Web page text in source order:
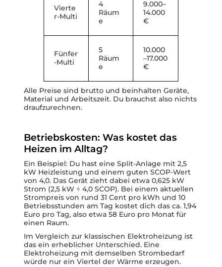
Vierte
r-Multi
4
Räum
e
9.000–
14.000
€
Fünfer
-Multi
5
Räum
e
10.000
–17.000
€
Alle Preise sind brutto und beinhalten Geräte,
Material und Arbeitszeit. Du brauchst also nichts
draufzurechnen.
Betriebskosten: Was kostet das
Heizen im Alltag?
Ein Beispiel: Du hast eine Split-Anlage mit 2,5
kW Heizleistung und einem guten SCOP-Wert
von 4,0. Das Gerät zieht dabei etwa 0,625 kW
Strom (2,5 kW ÷ 4,0 SCOP). Bei einem aktuellen
Strompreis von rund 31 Cent pro kWh und 10
Betriebsstunden am Tag kostet dich das ca. 1,94
Euro pro Tag, also etwa 58 Euro pro Monat für
einen Raum.
Im Vergleich zur klassischen Elektroheizung ist
das ein erheblicher Unterschied. Eine
Elektroheizung mit demselben Strombedarf
würde nur ein Viertel der Wärme erzeugen.